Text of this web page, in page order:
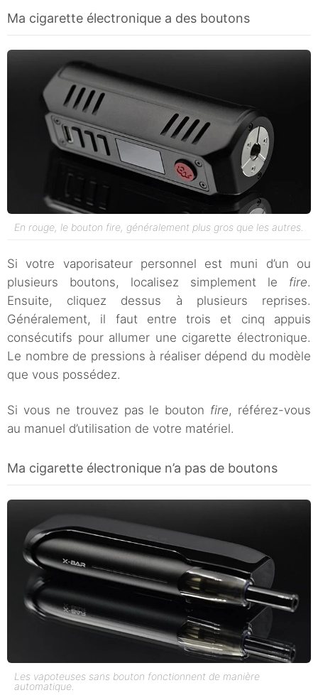
Ma cigarette électronique a des boutons
En rouge, le bouton fire, généralement plus gros que les autres.
Si votre vaporisateur personnel est muni d’un ou
plusieurs boutons, localisez simplement le fire.
Ensuite, cliquez dessus à plusieurs reprises.
Généralement, il faut entre trois et cinq appuis
consécutifs pour allumer une cigarette électronique.
Le nombre de pressions à réaliser dépend du modèle
que vous possédez.
Si vous ne trouvez pas le bouton fire, référez-vous
au manuel d’utilisation de votre matériel.
Ma cigarette électronique n’a pas de boutons
Les vapoteuses sans bouton fonctionnent de manière
automatique.